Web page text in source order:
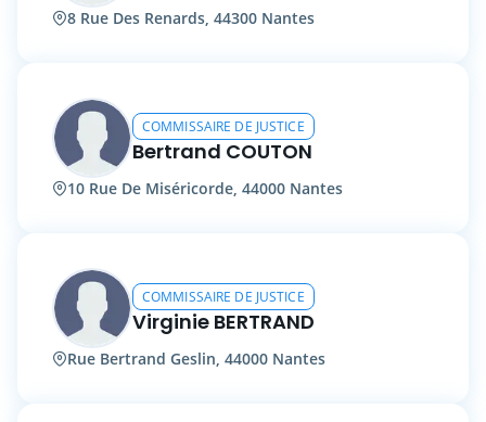
8 Rue Des Renards, 44300 Nantes
COMMISSAIRE DE JUSTICE
Bertrand COUTON
10 Rue De Miséricorde, 44000 Nantes
COMMISSAIRE DE JUSTICE
Virginie BERTRAND
Rue Bertrand Geslin, 44000 Nantes